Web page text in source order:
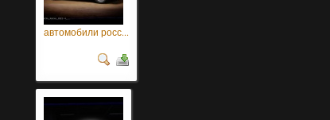
автомобили росс...